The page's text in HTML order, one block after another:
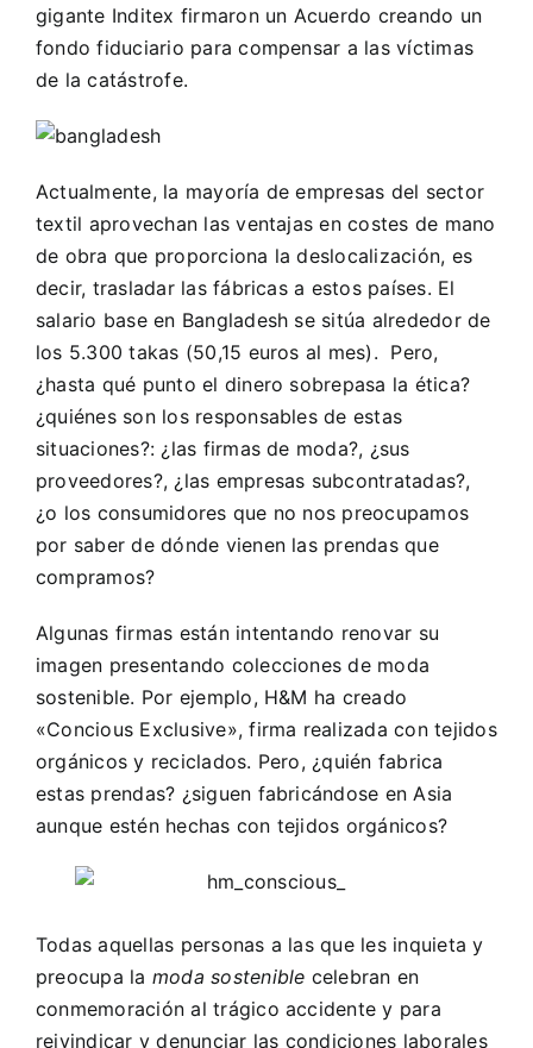
gigante Inditex firmaron un Acuerdo creando un
fondo fiduciario para compensar a las víctimas
de la catástrofe.
Actualmente, la mayoría de empresas del sector
textil aprovechan las ventajas en costes de mano
de obra que proporciona la deslocalización, es
decir, trasladar las fábricas a estos países. El
salario base en Bangladesh se sitúa alrededor de
los 5.300 takas (50,15 euros al mes). Pero,
¿hasta qué punto el dinero sobrepasa la ética?
¿quiénes son los responsables de estas
situaciones?: ¿las firmas de moda?, ¿sus
proveedores?, ¿las empresas subcontratadas?,
¿o los consumidores que no nos preocupamos
por saber de dónde vienen las prendas que
compramos?
Algunas firmas están intentando renovar su
imagen presentando colecciones de moda
sostenible. Por ejemplo, H&M ha creado
«Concious Exclusive», firma realizada con tejidos
orgánicos y reciclados. Pero, ¿quién fabrica
estas prendas? ¿siguen fabricándose en Asia
aunque estén hechas con tejidos orgánicos?
Todas aquellas personas a las que les inquieta y
preocupa la moda sostenible celebran en
conmemoración al trágico accidente y para
reivindicar y denunciar las condiciones laborales